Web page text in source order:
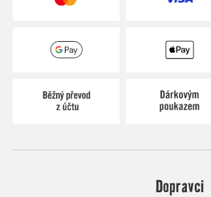
Dopravci